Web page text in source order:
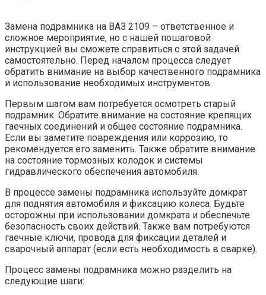
Замена подрамника на ВАЗ 2109 – ответственное и
сложное мероприятие, но с нашей пошаговой
инструкцией вы сможете справиться с этой задачей
самостоятельно. Перед началом процесса следует
обратить внимание на выбор качественного подрамника
и использование необходимых инструментов.
Первым шагом вам потребуется осмотреть старый
подрамник. Обратите внимание на состояние крепящих
гаечных соединений и общее состояние подрамника.
Если вы заметите повреждения или коррозию, то
рекомендуется его заменить. Также обратите внимание
на состояние тормозных колодок и системы
гидравлического обеспечения автомобиля.
В процессе замены подрамника используйте домкрат
для поднятия автомобиля и фиксацию колеса. Будьте
осторожны при использовании домкрата и обеспечьте
безопасность своих действий. Также вам потребуются
гаечные ключи, провода для фиксации деталей и
сварочный аппарат (если есть необходимость в сварке).
Процесс замены подрамника можно разделить на
следующие шаги: